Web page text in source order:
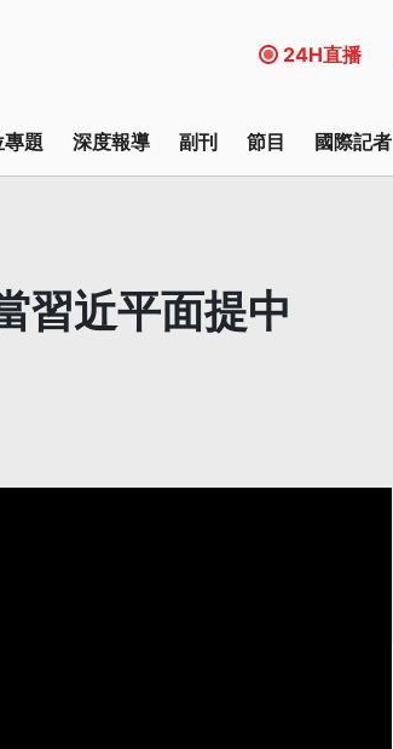
24H直播
題 深度報導 副刊 節目 國際記者
習近平面提中